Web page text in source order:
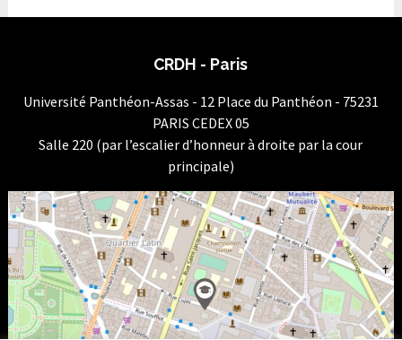
CRDH - Paris
Université Panthéon-Assas - 12 Place du Panthéon - 75231
PARIS CEDEX 05
Salle 220 (par l’escalier d’honneur à droite par la cour
principale)